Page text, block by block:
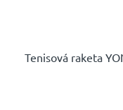
Tenisová raketa